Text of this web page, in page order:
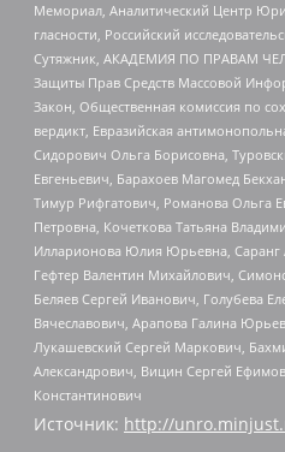
Мемориал, Аналитический Центр
гласности, Российский
Сутяжник, АКАДЕМИЯ ПО ПРАВАМ
Защиты Прав Средств Массовой
Закон, Общественная комиссия по
вердикт, Евразийская
Сидорович Ольга Борисовна,
Евгеньевич, Барахоев Магомед
Тимур Рифгатович, Романова Ольга
Петровна, Кочеткова Татьяна
Илларионова Юлия Юрьевна, Саранг
Гефтер Валентин Михайлович,
Беляев Сергей Иванович, Голубева
Вячеславович, Арапова Галина
Лукашевский Сергей Маркович,
Александрович, Вицин Сергей
Константинович
Источник: http://